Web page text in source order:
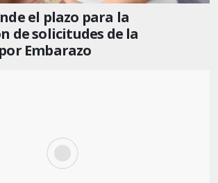
el plazo para la
de solicitudes de la
Embarazo